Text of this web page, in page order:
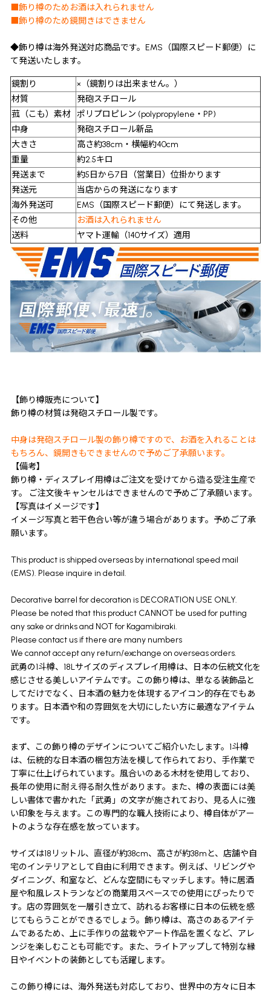
■飾り樽のためお酒は入れられません
■飾り樽のため鏡開きはできません
◆飾り樽は海外発送対応商品です。EMS（国際スピード郵便）に
て発送いたします。
鏡割り
×（鏡割りは出来ません。）
材質
発砲スチロール
菰（こも）素材 ポリプロピレン (polypropylene・PP)
中身
発砲スチロール新品
大きさ
高さ約38cm・横幅約40cm
重量
約2.5キロ
発送まで
約5日から7日（営業日）位掛かります
発送元
当店からの発送になります
海外発送可
EMS（国際スピード郵便）にて発送します。
その他
お酒は入れられません
送料
ヤマト運輸（140サイズ）適用
【飾り樽販売について】
飾り樽の材質は発砲スチロール製です。
中身は発砲スチロール製の飾り樽ですので、お酒を入れることは
もちろん、鏡開きもできませんので予めご了承願います。
【備考】
飾り樽・ディスプレイ用樽はご注文を受けてから造る受注生産で
す。 ご注文後キャンセルはできませんので予めご了承願います。
【写真はイメージです】
イメージ写真と若干色合い等が違う場合があります。予めご了承
願います。
This product is shipped overseas by international speed mail
(EMS). Please inquire in detail.
Decorative barrel for decoration is DECORATION USE ONLY.
Please be noted that this product CANNOT be used for putting
any sake or drinks and NOT for Kagamibiraki.
Please contact us if there are many numbers
We cannot accept any return/exchange on overseas orders.
武勇の1斗樽、18Lサイズのディスプレイ用樽は、日本の伝統文化を
感じさせる美しいアイテムです。この飾り樽は、単なる装飾品と
してだけでなく、日本酒の魅力を体現するアイコン的存在でもあ
ります。日本酒や和の雰囲気を大切にしたい方に最適なアイテム
です。
まず、この飾り樽のデザインについてご紹介いたします。1斗樽
は、伝統的な日本酒の梱包方法を模して作られており、手作業で
丁寧に仕上げられています。風合いのある木材を使用しており、
長年の使用に耐え得る耐久性があります。また、樽の表面には美
しい書体で書かれた「武勇」の文字が施されており、見る人に強
い印象を与えます。この専門的な職人技術により、樽自体がアー
トのような存在感を放っています。
サイズは18リットル、直径が約38cm、高さが約38mと、店舗や自
宅のインテリアとして自由に利用できます。例えば、リビングや
ダイニング、和室など、どんな空間にもマッチします。特に居酒
屋や和風レストランなどの商業用スペースでの使用にぴったりで
す。店の雰囲気を一層引き立て、訪れるお客様に日本の伝統を感
じてもらうことができるでしょう。飾り樽は、高さのあるアイテ
ムであるため、上に手作りの盆栽やアート作品を置くなど、アレ
ンジを楽しむことも可能です。また、ライトアップして特別な縁
日やイベントの装飾としても活躍します。
この飾り樽には、海外発送も対応しており、世界中の方々に日本